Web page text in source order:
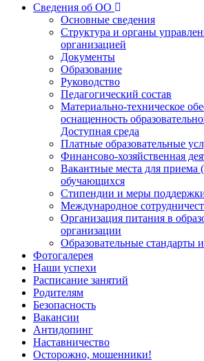
Сведения об ОО
Основные сведения
Структура и органы
организацией
Документы
Образование
Руководство
Педагогический состав
Материально-техническое
оснащенность
Доступная среда
Платные образовательные
Финансово-хозяйственная
Вакантные места для приема
обучающихся
Стипендии и меры
Международное
Организация питания в
организации
Образовательные стандарты
Фотогалерея
Наши успехи
Расписание занятий
Родителям
Безопасность
Вакансии
Антидопинг
Наставничество
Осторожно, мошенники!